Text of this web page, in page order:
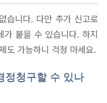
습니다. 다만 추가 신고로
붙을 수 있습니다. 하지
도 가능하니 걱정 마세요.
정청구할 수 있나